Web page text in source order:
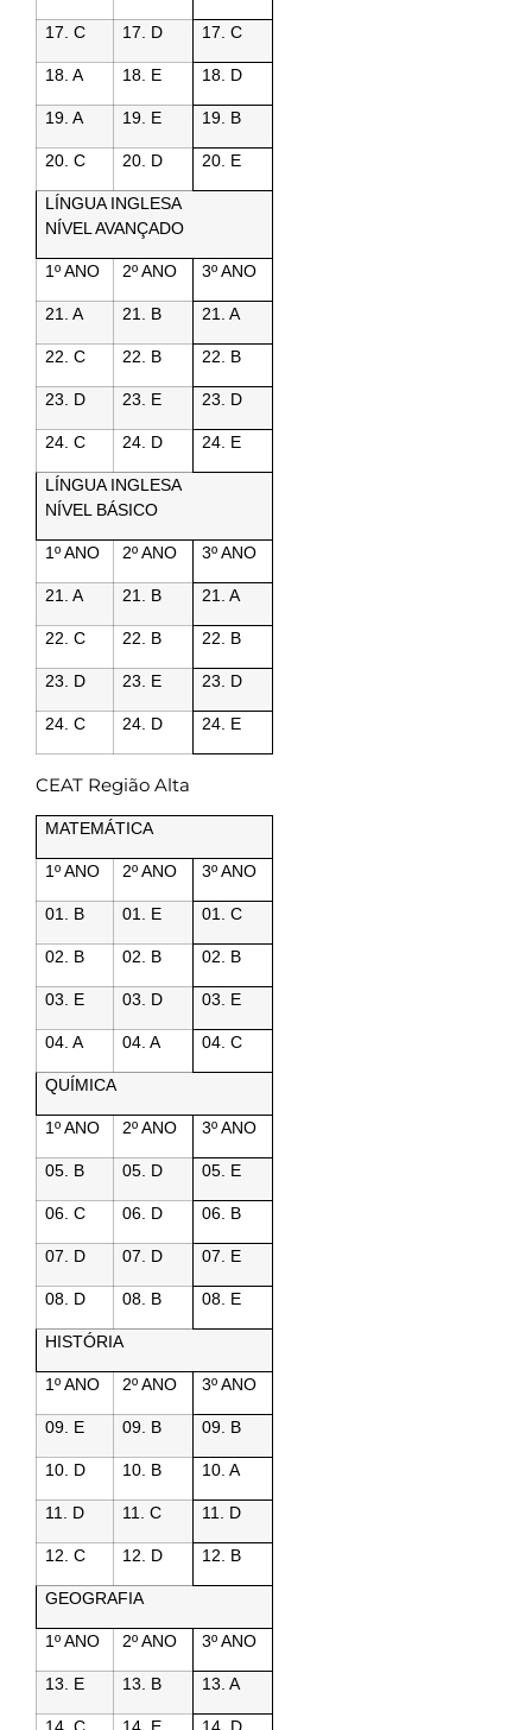
17. C 17. D 17. C
18. A 18. E 18. D
19. A 19. E 19. B
20. C 20. D 20. E
LÍNGUA INGLESA
NÍVEL AVANÇADO
1º ANO 2º ANO 3º ANO
21. A 21. B 21. A
22. C 22. B 22. B
23. D 23. E 23. D
24. C 24. D 24. E
LÍNGUA INGLESA
NÍVEL BÁSICO
1º ANO 2º ANO 3º ANO
21. A 21. B 21. A
22. C 22. B 22. B
23. D 23. E 23. D
24. C 24. D 24. E
CEAT Região Alta
MATEMÁTICA
1º ANO 2º ANO 3º ANO
01. B 01. E 01. C
02. B 02. B 02. B
03. E 03. D 03. E
04. A 04. A 04. C
QUÍMICA
1º ANO 2º ANO 3º ANO
05. B 05. D 05. E
06. C 06. D 06. B
07. D 07. D 07. E
08. D 08. B 08. E
HISTÓRIA
1º ANO 2º ANO 3º ANO
09. E 09. B 09. B
10. D 10. B 10. A
11. D 11. C 11. D
12. C 12. D 12. B
GEOGRAFIA
1º ANO 2º ANO 3º ANO
13. E 13. B 13. A